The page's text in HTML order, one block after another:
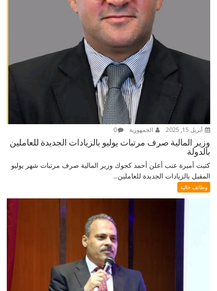
أبريل 15, 2025 الجمهورية 0
وزير المالية صرف مرتبات يوليو بالزيادات الجديدة للعاملين
بالدولة
كتبت أميرة عنب أعلن أحمد كجوك وزير المالية صرف مرتبات شهر يوليو
المقبل بالزيادات الجديدة للعاملين...
وظائف خالية